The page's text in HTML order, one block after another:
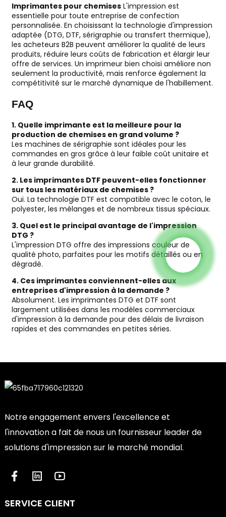
Imprimantes pour chemisesL'impression est
essentielle pour toute entreprise de confection
personnalisée. En choisissant la technologie d'impression
adaptée (DTG, DTF, sérigraphie ou transfert thermique),
les acheteurs B2B peuvent améliorer la qualité de leurs
produits, réduire leurs coûts de fabrication et élargir leur
offre de services. Un imprimeur bien choisi améliore non
seulement la productivité, mais renforce également la
compétitivité sur le marché dynamique de l'habillement.
FAQ
1. Quelle imprimante est la meilleure pour la
production de chemises en grand volume ?
Les machines de sérigraphie sont idéales pour les
commandes en gros grâce à leur faible coût unitaire et
à leur grande durabilité.
2. Les imprimantes DTF peuvent-elles fonctionner
sur tous les matériaux de chemises ?
Oui. La technologie DTF est compatible avec le coton, le
polyester, les mélanges et de nombreux tissus spéciaux.
3. Quel est le principal avantage de l'impression
DTG ?
L'impression DTG offre des impressions couleur de
qualité photo, parfaites pour les motifs détaillés ou en
dégradé.
4. Ces imprimantes conviennent-elles aux
entreprises d'impression à la demande ?
Absolument. Les imprimantes DTG et DTF sont
largement utilisées dans les modèles commerciaux
d'impression à la demande pour des délais de livraison
rapides et des commandes en petites séries.
Notre engagement envers l'excellence et
l'innovation a fait de nous un fournisseur leader de
solutions d'impression sur le marché mondial.
SERVICE CLIENT